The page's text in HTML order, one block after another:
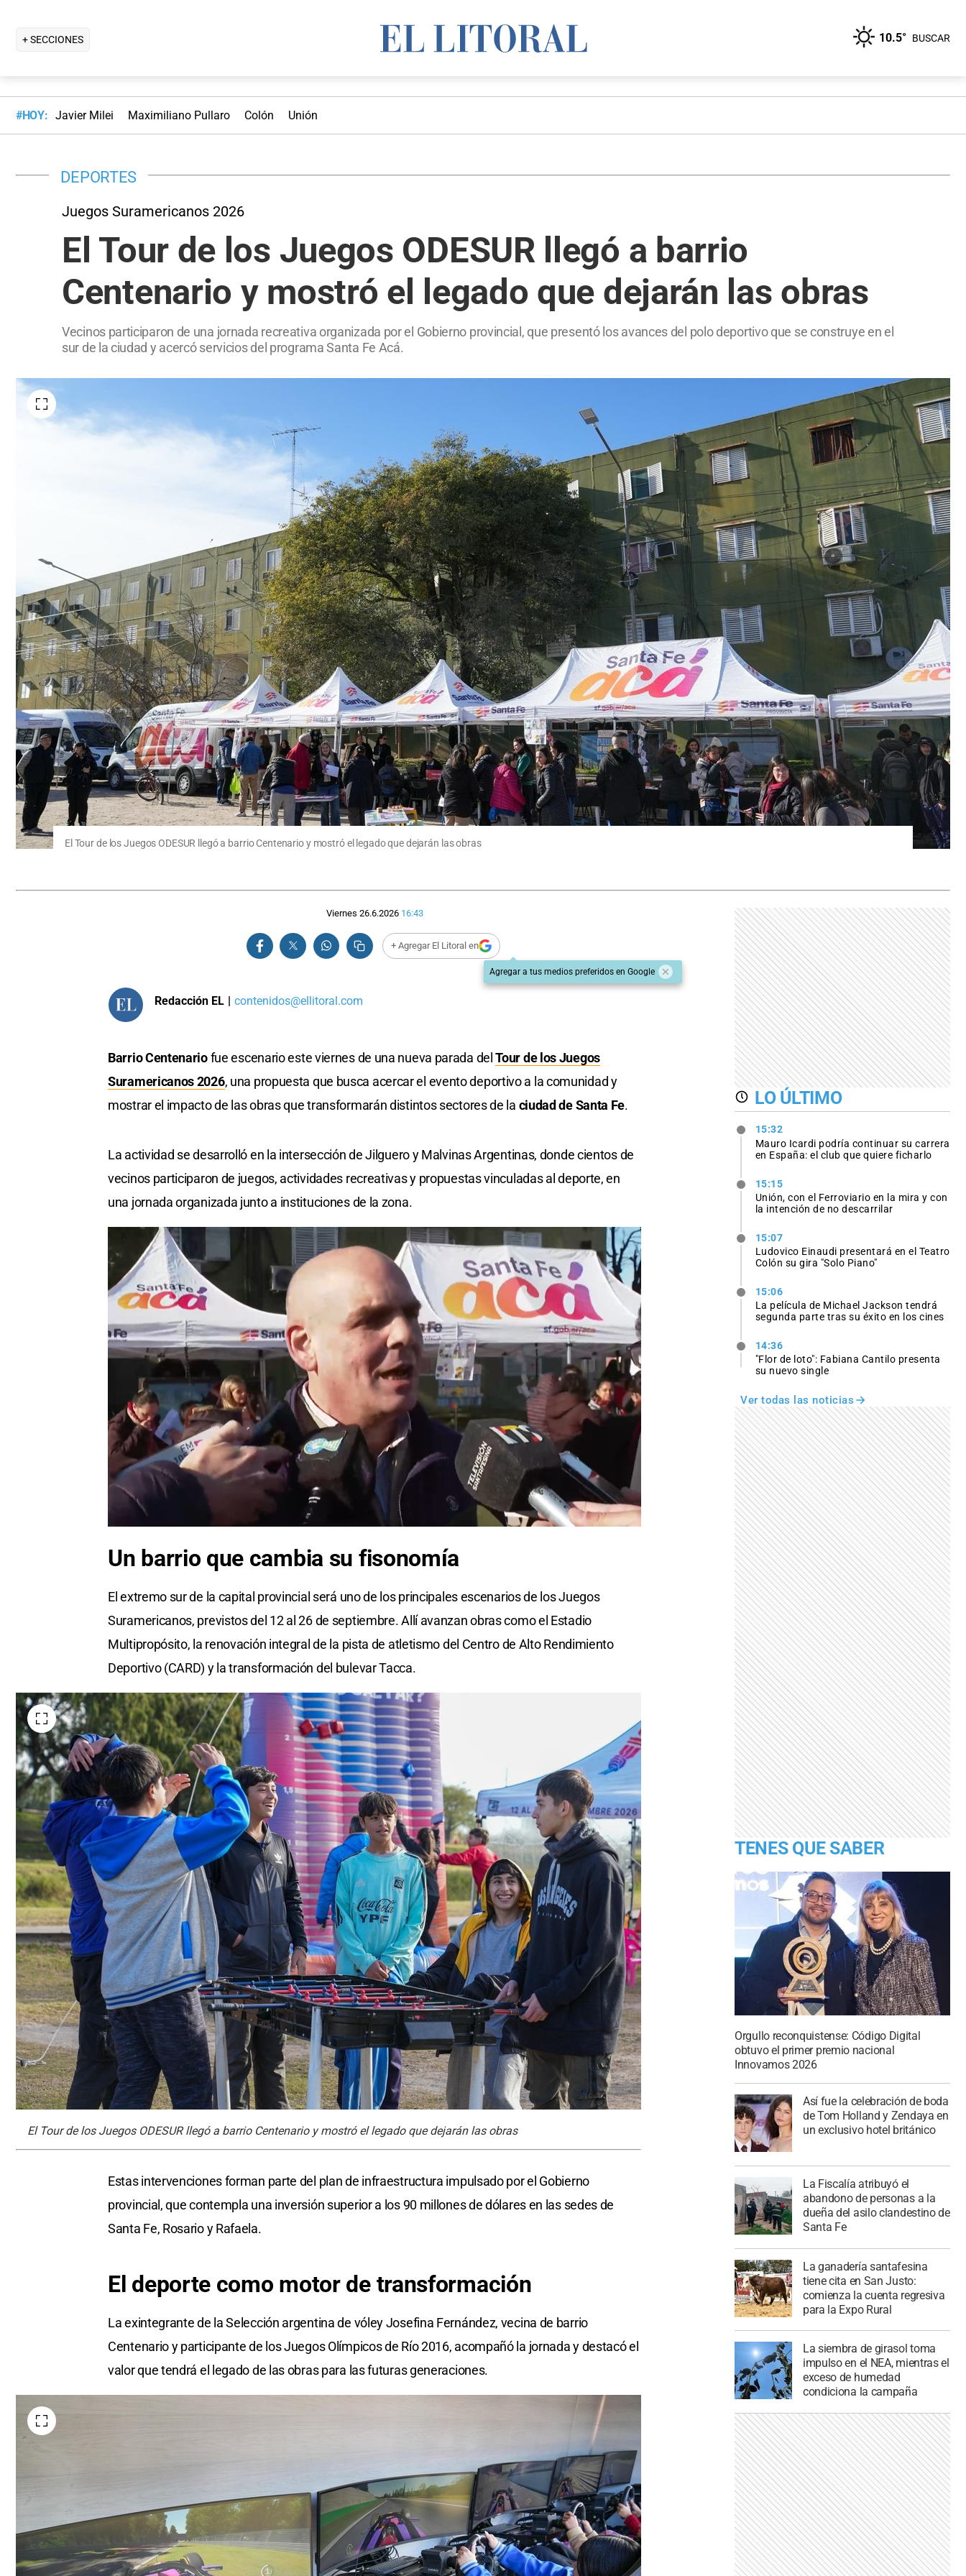
+ SECCIONES 10.5° BUSCAR
#HOY: Javier Milei Maximiliano Pullaro Colón Unión
DEPORTES
Juegos Suramericanos 2026
El Tour de los Juegos ODESUR llegó a barrio
Centenario y mostró el legado que dejarán las obras
Vecinos participaron de una jornada recreativa organizada por el Gobierno provincial, que presentó los avances del polo deportivo que se construye en el
sur de la ciudad y acercó servicios del programa Santa Fe Acá.
El Tour de los Juegos ODESUR llegó a barrio Centenario y mostró el legado que dejarán las obras
Viernes 26.6.2026 16:43
+ Agregar El Litoral en
Agregar a tus medios preferidos en Google
Redacción EL | contenidos@ellitoral.com
Barrio Centenariofue escenario este viernes de una nueva parada delTour de los Juegos
Suramericanos 2026, una propuesta que busca acercar el evento deportivo a la comunidad y
mostrar el impacto de las obras que transformarán distintos sectores de la ciudad de Santa Fe.
La actividad se desarrolló en la intersección de Jilguero y Malvinas Argentinas, donde cientos de
vecinos participaron de juegos, actividades recreativas y propuestas vinculadas al deporte, en
una jornada organizada junto a instituciones de la zona.
Un barrio que cambia su fisonomía
El extremo sur de la capital provincial será uno de los principales escenarios de los Juegos
Suramericanos, previstos del 12 al 26 de septiembre. Allí avanzan obras como el Estadio
Multipropósito, la renovación integral de la pista de atletismo del Centro de Alto Rendimiento
Deportivo (CARD) y la transformación del bulevar Tacca.
El Tour de los Juegos ODESUR llegó a barrio Centenario y mostró el legado que dejarán las obras
Estas intervenciones forman parte del plan de infraestructura impulsado por el Gobierno
provincial, que contempla una inversión superior a los 90 millones de dólares en las sedes de
Santa Fe, Rosario y Rafaela.
El deporte como motor de transformación
La exintegrante de la Selección argentina de vóley Josefina Fernández, vecina de barrio
Centenario y participante de los Juegos Olímpicos de Río 2016, acompañó la jornada y destacó el
valor que tendrá el legado de las obras para las futuras generaciones.
LO ÚLTIMO
15:32
Mauro Icardi podría continuar su carrera
en España: el club que quiere ficharlo
15:15
Unión, con el Ferroviario en la mira y con
la intención de no descarrilar
15:07
Ludovico Einaudi presentará en el Teatro
Colón su gira "Solo Piano"
15:06
La película de Michael Jackson tendrá
segunda parte tras su éxito en los cines
14:36
"Flor de loto": Fabiana Cantilo presenta
su nuevo single
Ver todas las noticias
TENES QUE SABER
Orgullo reconquistense: Código Digital
obtuvo el primer premio nacional
Innovamos 2026
Así fue la celebración de boda
de Tom Holland y Zendaya en
un exclusivo hotel británico
La Fiscalía atribuyó el
abandono de personas a la
dueña del asilo clandestino de
Santa Fe
La ganadería santafesina
tiene cita en San Justo:
comienza la cuenta regresiva
para la Expo Rural
La siembra de girasol toma
impulso en el NEA, mientras el
exceso de humedad
condiciona la campaña